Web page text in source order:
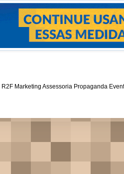
Marketing Assessoria Propaganda